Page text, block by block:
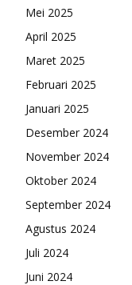
Mei 2025
April 2025
Maret 2025
Februari 2025
Januari 2025
Desember 2024
November 2024
Oktober 2024
September 2024
Agustus 2024
Juli 2024
Juni 2024